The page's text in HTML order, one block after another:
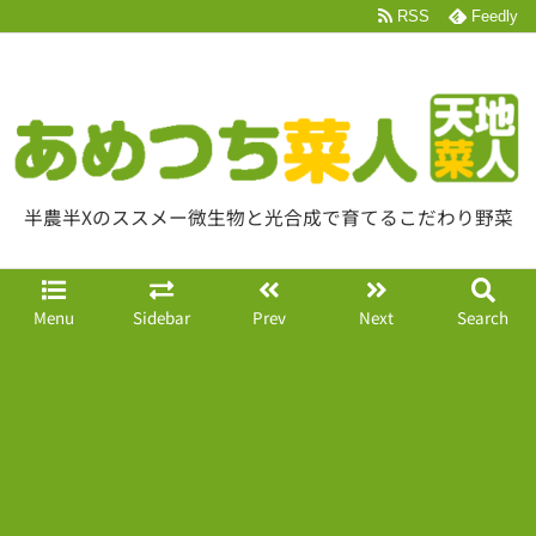
半農半Xのススメー微生物と光合成で育てるこだわり野菜
Menu Sidebar Prev Next Search
RSS Feedly